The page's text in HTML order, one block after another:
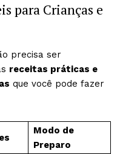
para Crianças e
precisa ser
receitas práticas e
que você pode fazer
Modo de
Preparo